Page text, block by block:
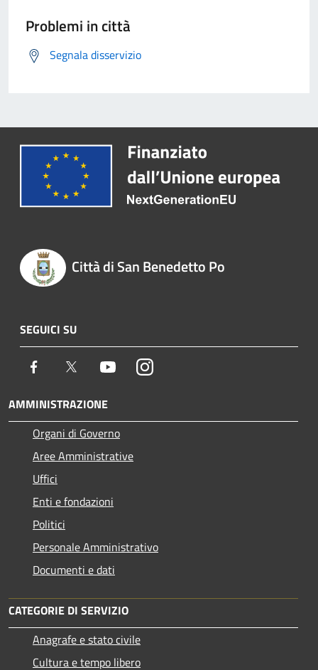
Problemi in città
Segnala disservizio
Città di San Benedetto Po
SEGUICI SU
Facebook Twitter YoutubeInstagram
AMMINISTRAZIONE
Organi di Governo
Aree Amministrative
Uffici
Enti e fondazioni
Politici
Personale Amministrativo
Documenti e dati
CATEGORIE DI SERVIZIO
Anagrafe e stato civile
Cultura e tempo libero